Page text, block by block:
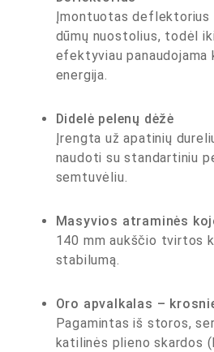
Įmontuotas deflektorius
dūmų nuostolius, todėl
efektyviau panaudojama
energija.
Didelė pelenų dėžė
Įrengta už apatinių
naudoti su standartiniu
semtuvėliu.
Masyvios atraminės
140 mm aukščio tvirtos
stabilumą.
Oro apvalkalas –
Pagamintas iš storos,
katilinės plieno skardos